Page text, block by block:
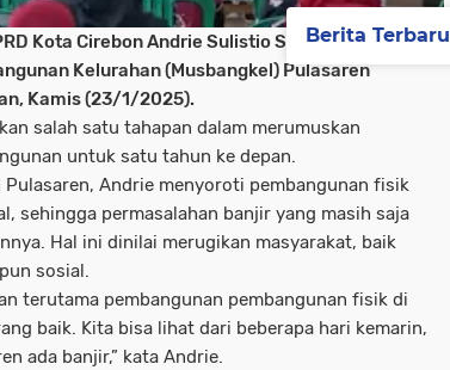
Kota Cirebon Andrie Sulistio SE menghadiri
Kelurahan (Musbangkel) Pulasaren
Kamis (23/1/2025).
salah satu tahapan dalam merumuskan
untuk satu tahun ke depan.
Pulasaren, Andrie menyoroti pembangunan fisik
sehingga permasalahan banjir yang masih saja
Hal ini dinilai merugikan masyarakat, baik
sosial.
terutama pembangunan pembangunan fisik di
baik. Kita bisa lihat dari beberapa hari kemarin,
ada banjir,” kata Andrie.
Berita Terbaru